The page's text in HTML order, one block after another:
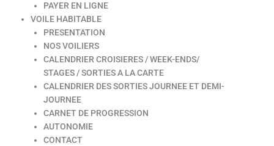
PAYER EN LIGNE
VOILE HABITABLE
PRESENTATION
NOS VOILIERS
CALENDRIER CROISIERES / WEEK-ENDS/
STAGES / SORTIES A LA CARTE
CALENDRIER DES SORTIES JOURNEE ET DEMI-
JOURNEE
CARNET DE PROGRESSION
AUTONOMIE
CONTACT